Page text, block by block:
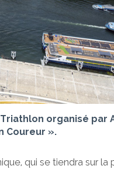
organisé par
Coureur ».
qui se tiendra sur la